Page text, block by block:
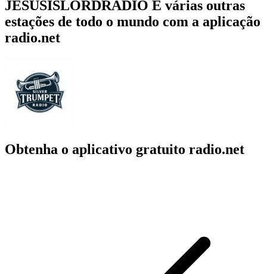
JESUSISLORDRADIO E várias outras
estações de todo o mundo com a aplicação
radio.net
Obtenha o aplicativo gratuito radio.net